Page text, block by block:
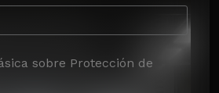
sobre Protección de